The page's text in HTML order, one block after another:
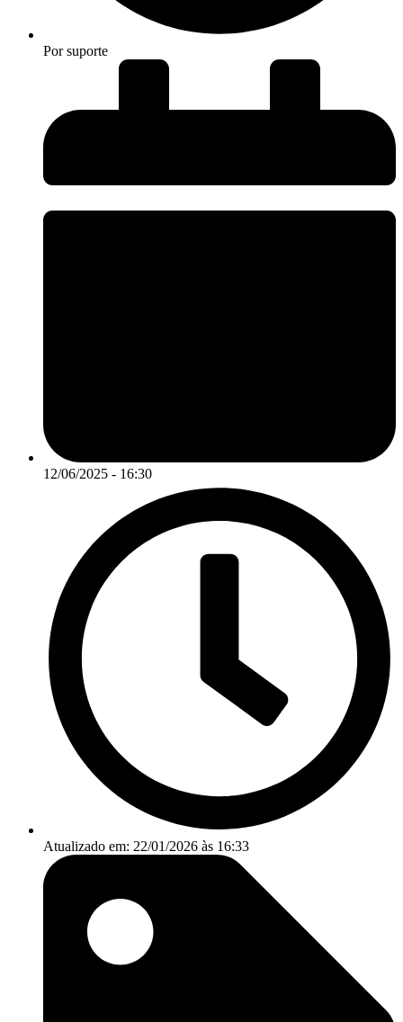
Porsuporte
12/06/2025 - 16:30
Atualizado em: 22/01/2026 às 16:33